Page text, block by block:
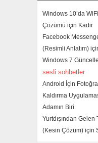
Windows 10’da
Çözümü için Kadir
Facebook
(Resimli Anlatım)
Windows 7
sesli sohbetler
Android İçin
Kaldırma
Adamın Biri
Yurtdışından
(Kesin Çözüm) için